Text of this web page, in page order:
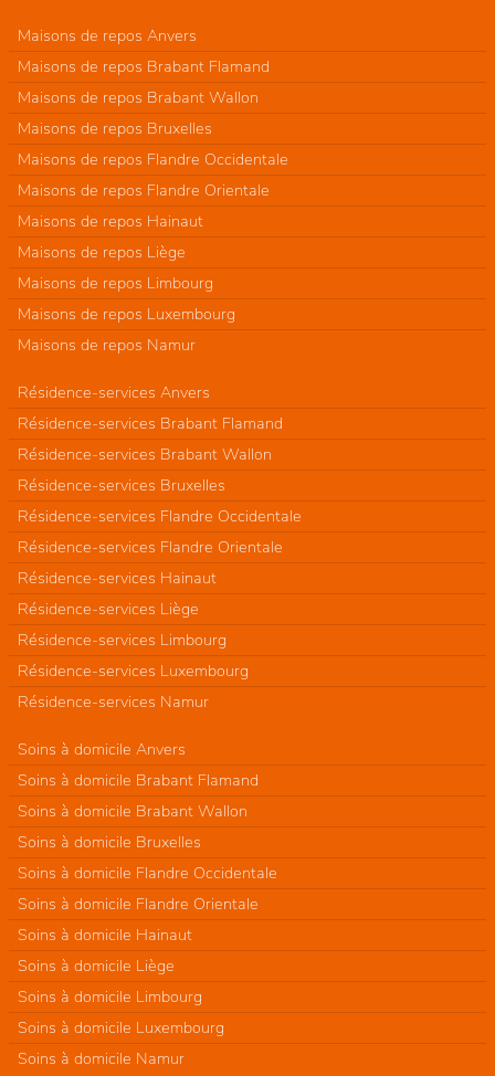
Maisons de repos Anvers
Maisons de repos Brabant Flamand
Maisons de repos Brabant Wallon
Maisons de repos Bruxelles
Maisons de repos Flandre Occidentale
Maisons de repos Flandre Orientale
Maisons de repos Hainaut
Maisons de repos Liège
Maisons de repos Limbourg
Maisons de repos Luxembourg
Maisons de repos Namur
Résidence-services Anvers
Résidence-services Brabant Flamand
Résidence-services Brabant Wallon
Résidence-services Bruxelles
Résidence-services Flandre Occidentale
Résidence-services Flandre Orientale
Résidence-services Hainaut
Résidence-services Liège
Résidence-services Limbourg
Résidence-services Luxembourg
Résidence-services Namur
Soins à domicile Anvers
Soins à domicile Brabant Flamand
Soins à domicile Brabant Wallon
Soins à domicile Bruxelles
Soins à domicile Flandre Occidentale
Soins à domicile Flandre Orientale
Soins à domicile Hainaut
Soins à domicile Liège
Soins à domicile Limbourg
Soins à domicile Luxembourg
Soins à domicile Namur